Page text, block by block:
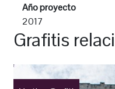
Año proyecto
2017
Grafitis